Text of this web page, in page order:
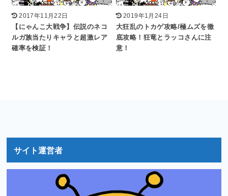
2017年11月22日
【にゃんこ大戦争】伝説のネコ
ルガ族当たりキャラと超激レア
確率を検証！
2019年1月24日
大狂乱のトカゲ攻略/極ムズを徹
底攻略！狂竜とラッコさんに注
意！
サイト運営者